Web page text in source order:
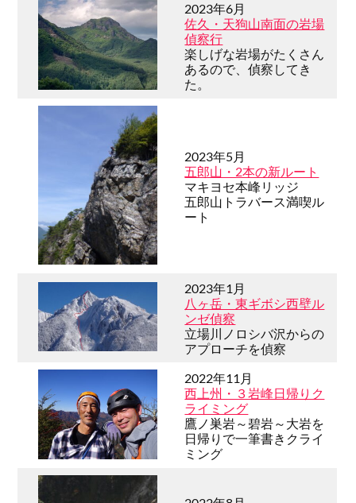
2023年6月
佐久・天狗山南面の岩場
偵察行
楽しげな岩場がたくさん
あるので、偵察してき
た。
2023年5月
五郎山・2本の新ルート
マキヨセ本峰リッジ
五郎山トラバース満喫ル
ート
2023年1月
八ヶ岳・東ギボシ西壁ル
ンゼ偵察
立場川ノロシバ沢からの
アプローチを偵察
2022年11月
西上州・３岩峰日帰りク
ライミング
鷹ノ巣岩～碧岩～大岩を
日帰りで一筆書きクライ
ミング